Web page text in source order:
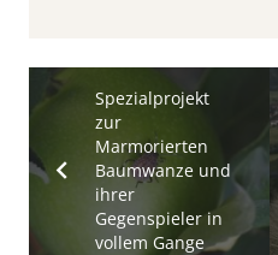
Spezialprojekt
zur
Marmorierten
Baumwanze und
ihrer
Gegenspieler in
vollem Gange